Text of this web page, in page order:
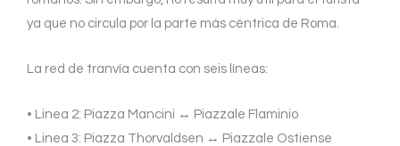
ya que no circula por la parte más céntrica de Roma.
La red de tranvía cuenta con seis líneas:
• Linea 2: Piazza Mancini ↔ Piazzale Flaminio
• Linea 3: Piazza Thorvaldsen ↔ Piazzale Ostiense